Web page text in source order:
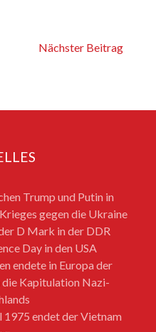
Nächster Beitrag
Trump und Putin in
gegen die Ukraine
D Mark in der DDR
Day in den USA
endete in Europa der
Kapitulation Nazi-
1975 endet der Vietnam